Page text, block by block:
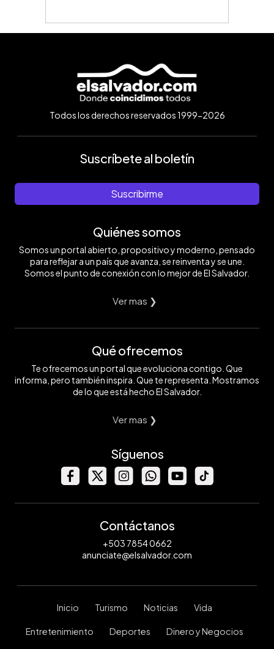
Todos los derechos reservados 1999-2026
Suscríbete al boletín
Suscribirme
Quiénes somos
Somos un portal abierto, propositivo y moderno, pensado
para reflejar a un país que avanza, se reinventa y se une.
Somos el punto de conexión con lo mejor de El Salvador.
Ver mas ❯
Qué ofrecemos
Te ofrecemos un portal que evoluciona contigo. Que
informa, pero también inspira. Que te representa. Mostramos
de lo que está hecho El Salvador.
Ver mas ❯
Síguenos
Contáctanos
+503 7854 0662
anunciate@elsalvador.com
Inicio Turismo Noticias Vida
Entretenimiento Deportes Dinero y Negocios